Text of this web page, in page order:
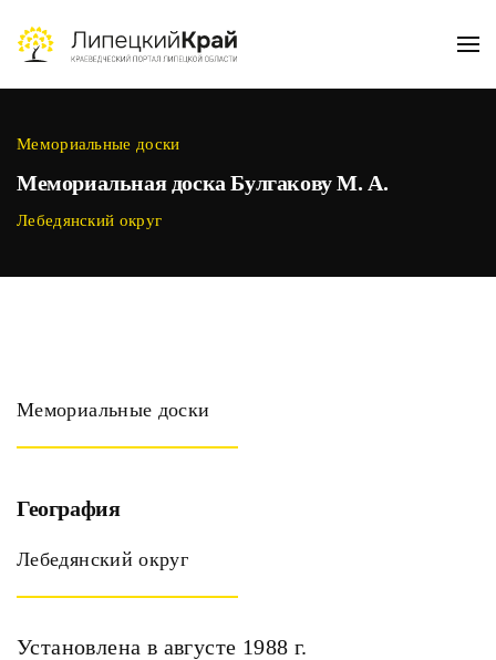
Skip to main content
Мемориальные доски
Мемориальная доска Булгакову М. А.
Лебедянский округ
Установлена в августе 1988 г.
Мемориальные доски
География
Лебедянский округ